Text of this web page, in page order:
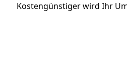
Kostengünstiger wird Ihr